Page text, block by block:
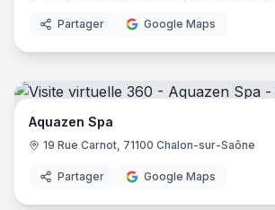
Partager Google Maps
Aquazen Spa
19 Rue Carnot, 71100 Chalon-sur-Saône
Partager Google Maps